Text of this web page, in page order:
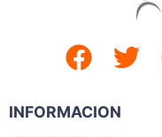
INFORMACION